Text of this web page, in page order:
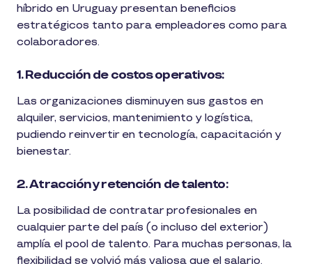
híbrido en Uruguay presentan beneficios
estratégicos tanto para empleadores como para
colaboradores.
1. Reducción de costos operativos:
Las organizaciones disminuyen sus gastos en
alquiler, servicios, mantenimiento y logística,
pudiendo reinvertir en tecnología, capacitación y
bienestar.
2. Atracción y retención de talento:
La posibilidad de contratar profesionales en
cualquier parte del país (o incluso del exterior)
amplía el pool de talento. Para muchas personas, la
flexibilidad se volvió más valiosa que el salario.